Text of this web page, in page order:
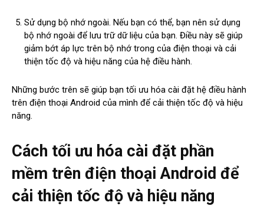
Sử dụng bộ nhớ ngoài. Nếu bạn có thể, bạn nên sử dụng
bộ nhớ ngoài để lưu trữ dữ liệu của bạn. Điều này sẽ giúp
giảm bớt áp lực trên bộ nhớ trong của điện thoại và cải
thiện tốc độ và hiệu năng của hệ điều hành.
Những bước trên sẽ giúp bạn tối ưu hóa cài đặt hệ điều hành
trên điện thoại Android của mình để cải thiện tốc độ và hiệu
năng.
Cách tối ưu hóa cài đặt phần
mềm trên điện thoại Android để
cải thiện tốc độ và hiệu năng